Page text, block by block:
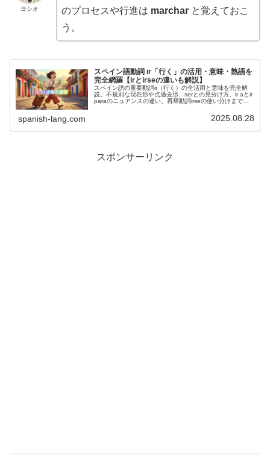
ヨシオ
のプロセスや行進は marcharと覚えておこ
う。
スペイン語動詞 ir「行く」の活用・意味・熟語を
完全網羅【irとirseの違いも解説】
スペイン語の重要動詞ir（行く）の全活用と意味を完全解
説。不規則な現在形や点過去形、serとの見分け方、ir aとir
paraのニュアンスの違い、再帰動詞irseの使い分けまで網
spanish-lang.com 2025.08.28
スポンサーリンク